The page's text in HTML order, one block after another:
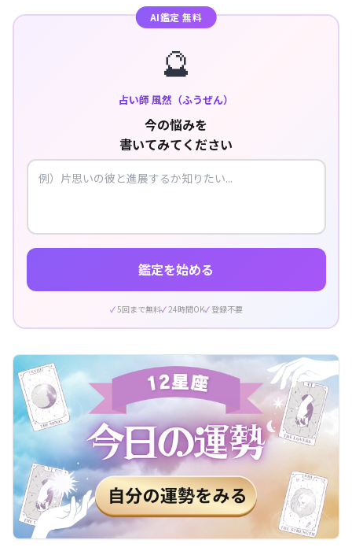
AI鑑定 無料
🔮
占い師 風然（ふうぜん）
今の悩みを
書いてみてください
鑑定を始める
5回まで無料 24時間OK 登録不要